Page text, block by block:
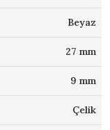
Beyaz
27 mm
9 mm
Çelik